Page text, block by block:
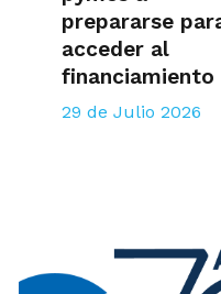
prepararse
acceder al
financiamiento
29 de Julio 2026